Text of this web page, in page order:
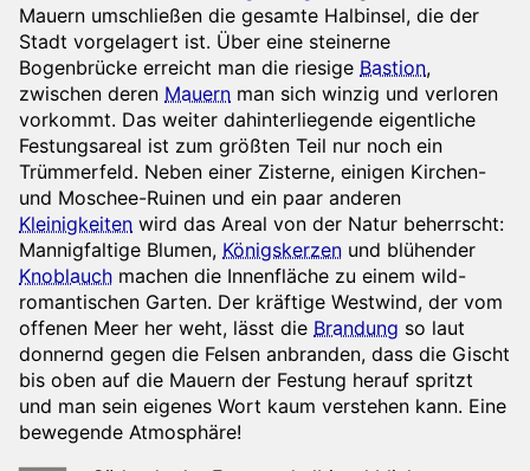
Mauern umschließen die gesamte Halbinsel, die der
Stadt vorgelagert ist. Über eine steinerne
Bogenbrücke erreicht man die riesige Bastion,
zwischen deren Mauern man sich winzig und verloren
vorkommt. Das weiter dahinterliegende eigentliche
Festungsareal ist zum größten Teil nur noch ein
Trümmerfeld. Neben einer Zisterne, einigen Kirchen-
und Moschee-Ruinen und ein paar anderen
Kleinigkeiten wird das Areal von der Natur beherrscht:
Mannigfaltige Blumen, Königskerzen und blühender
Knoblauch machen die Innenfläche zu einem wild-
romantischen Garten. Der kräftige Westwind, der vom
offenen Meer her weht, lässt die Brandung so laut
donnernd gegen die Felsen anbranden, dass die Gischt
bis oben auf die Mauern der Festung herauf spritzt
und man sein eigenes Wort kaum verstehen kann. Eine
bewegende Atmosphäre!